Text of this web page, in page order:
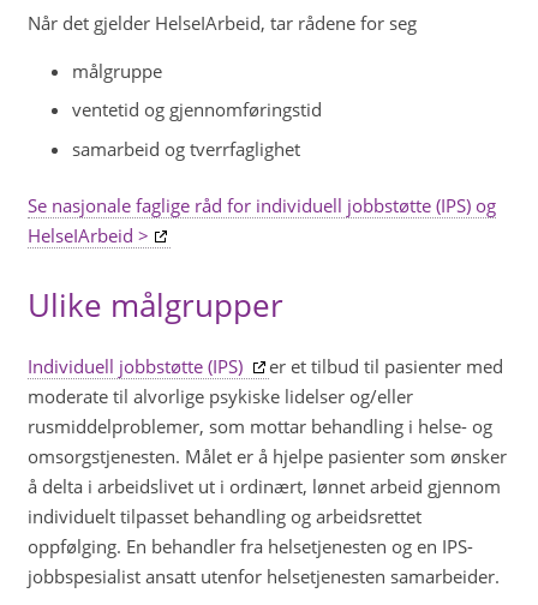
Når det gjelder HelseIArbeid, tar rådene for seg
målgruppe
ventetid og gjennomføringstid
samarbeid og tverrfaglighet
Se nasjonale faglige råd for individuell jobbstøtte (IPS) og
HelseIArbeid >
Ulike målgrupper
Individuell jobbstøtte (IPS)
er et tilbud til pasienter med
moderate til alvorlige psykiske lidelser og/eller
rusmiddelproblemer, som mottar behandling i helse- og
omsorgstjenesten. Målet er å hjelpe pasienter som ønsker
å delta i arbeidslivet ut i ordinært, lønnet arbeid gjennom
individuelt tilpasset behandling og arbeidsrettet
oppfølging. En behandler fra helsetjenesten og en IPS-
jobbspesialist ansatt utenfor helsetjenesten samarbeider.